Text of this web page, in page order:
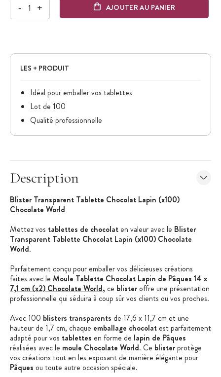
- + AJOUTER AU PANIER
LES + PRODUIT
Idéal pour emballer vos tablettes
Lot de 100
Qualité professionnelle
Description
Blister Transparent Tablette Chocolat Lapin (x100)
Chocolate World
Mettez vos tablettes de chocolat en valeur avec le Blister
Transparent Tablette Chocolat Lapin (x100) Chocolate
World.
Parfaitement conçu pour emballer vos délicieuses créations
faites avec le Moule Tablette Chocolat Lapin de Pâques 14 x
7,1 cm (x2) Chocolate World, ce blisteroffre une présentation
professionnelle qui séduira à coup sûr vos clients ou vos proches.
Avec 100 blisters transparents de 17,6 x 11,7 cm et une
hauteur de 1,7 cm, chaque emballage chocolat est parfaitement
adapté pour vos tablettes en forme de lapin de Pâques
réalisées avec le moule Chocolate World. Ce blisterprotège
vos créations tout en les exposant de manière élégante pour
Pâques ou toute autre occasion spéciale.